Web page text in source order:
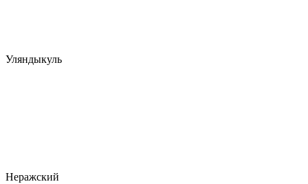
Уляндыкуль
Неражский